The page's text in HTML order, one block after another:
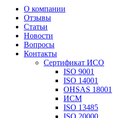
О компании
Отзывы
Статьи
Новости
Вопросы
Контакты
Сертификат ИСО
ISO 9001
ISO 14001
OHSAS 18001
ИСМ
ISO 13485
ISO 20000